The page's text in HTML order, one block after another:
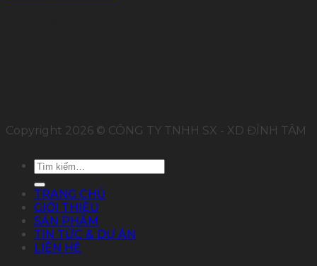
Copyright 2026 © CÔNG TY TNHH SX - XD ĐỈNH TÂM
Tìm
TRANG CHỦ
GIỚI THIỆU
SẢN PHẨM
TIN TỨC & DỰ ÁN
LIÊN HỆ